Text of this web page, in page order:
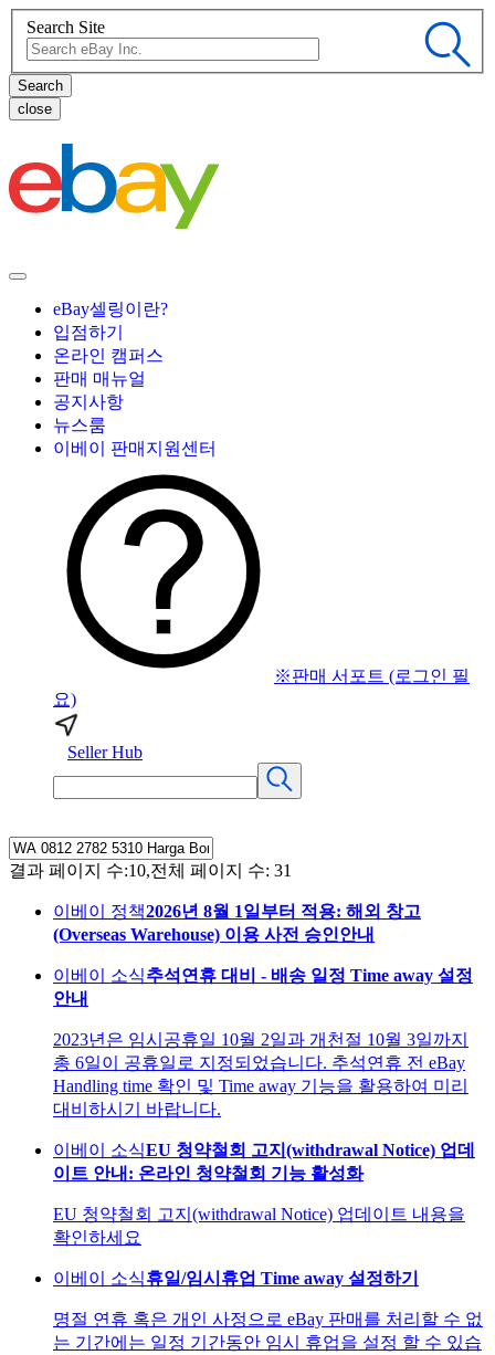
Search Site
close
eBay셀링이란?
입점하기
온라인 캠퍼스
판매 매뉴얼
공지사항
뉴스룸
이베이 판매지원센터
※판매 서포트 (로그인 필
요)
Seller Hub
결과 페이지 수:10,전체 페이지 수: 31
이베이 정책2026년 8월 1일부터 적용: 해외 창고
(Overseas Warehouse) 이용 사전 승인안내
이베이 소식추석연휴 대비 - 배송 일정 Time away 설정
안내
2023년은 임시공휴일 10월 2일과 개천절 10월 3일까지
총 6일이 공휴일로 지정되었습니다. 추석연휴 전 eBay
Handling time 확인 및 Time away 기능을 활용하여 미리
대비하시기 바랍니다.
이베이 소식EU 청약철회 고지(withdrawal Notice) 업데
이트 안내: 온라인 청약철회 기능 활성화
EU 청약철회 고지(withdrawal Notice) 업데이트 내용을
확인하세요
이베이 소식휴일/임시휴업 Time away 설정하기
명절 연휴 혹은 개인 사정으로 eBay 판매를 처리할 수 없
는 기간에는 일정 기간동안 임시 휴업을 설정 할 수 있습